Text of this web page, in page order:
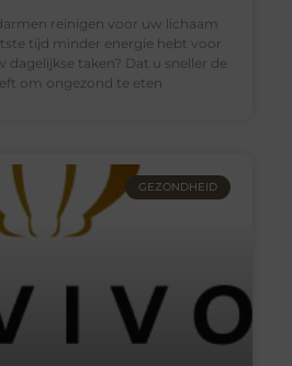
reinigen voor uw lichaam
tijd minder energie hebt voor
dagelijkse taken? Dat u sneller de
om ongezond te eten
GEZONDHEID